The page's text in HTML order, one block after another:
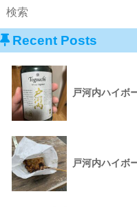
Recent Posts
戸河内ハイボ
戸河内ハイボ